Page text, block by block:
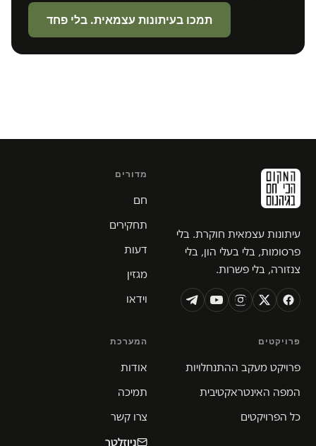
תמכו בעיתונות עצמאית. בלי פחד
עיתונות עצמאית חוקרת. בלי
פרסומות, בלי בעלי הון, בלי
צנזורה, בלי פשרות.
מדורים
חם
תחקירים
דעות
מגזין
וידאו
פרויקטים
פרויקט מעקב ההתנחלויות
המפה האינטראקטיבית
כל הפרויקטים
המערכת
אודות
תמיכה
צרו קשר
ניוזלטר